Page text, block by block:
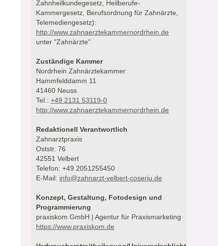
Zahnheilkundegesetz, Heilberufe-
Kammergesetz, Berufsordnung für Zahnärzte,
Telemediengesetz):
http://www.zahnaerztekammernordrhein.de
unter "Zahnärzte"
Zuständige Kammer
Nordrhein Zahnärztekammer
Hammfelddamm 11
41460 Neuss
Tel.: +49 2131 53119-0
http://www.zahnaerztekammernordrhein.de
Redaktionell Verantwortlich
Zahnarztpraxis
Oststr. 76
42551 Velbert
Telefon: +49 2051255450
E-Mail: info@zahnarzt-velbert-coseriu.de
Konzept, Gestaltung, Fotodesign und
Programmierung
praxiskom GmbH | Agentur für Praxismarketing
https://www.praxiskom.de